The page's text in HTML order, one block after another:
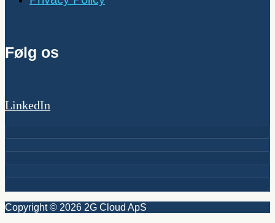
Følg os
LinkedIn
Copyright © 2026 2G Cloud ApS